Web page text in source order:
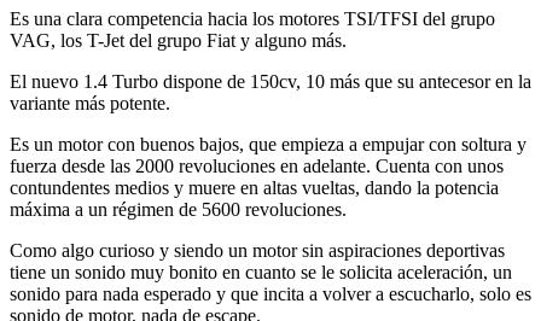
Es una clara competencia hacia los motores TSI/TFSI del grupo
VAG, los T-Jet del grupo Fiat y alguno más.
El nuevo 1.4 Turbo dispone de 150cv, 10 más que su antecesor en la
variante más potente.
Es un motor con buenos bajos, que empieza a empujar con soltura y
fuerza desde las 2000 revoluciones en adelante. Cuenta con unos
contundentes medios y muere en altas vueltas, dando la potencia
máxima a un régimen de 5600 revoluciones.
Como algo curioso y siendo un motor sin aspiraciones deportivas
tiene un sonido muy bonito en cuanto se le solicita aceleración, un
sonido para nada esperado y que incita a volver a escucharlo, solo es
sonido de motor, nada de escape.